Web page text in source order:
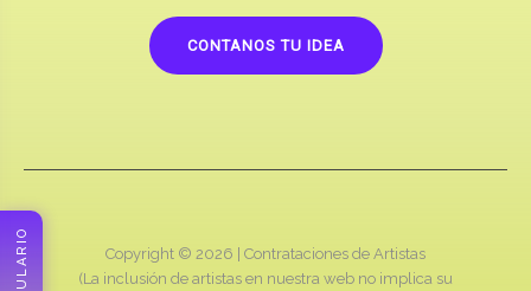
CONTANOS TU IDEA
Copyright © 2026 | Contrataciones de Artistas
(La inclusión de artistas en nuestra web no implica su